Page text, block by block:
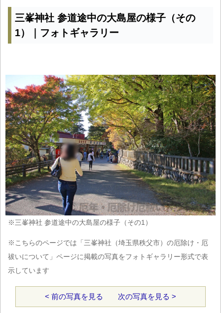
三峯神社 参道途中の大島屋の様子（その
1）｜フォトギャラリー
※三峯神社 参道途中の大島屋の様子（その1）
※こちらのページでは「三峯神社（埼玉県秩父市）の厄除け・厄
祓いについて」ページに掲載の写真をフォトギャラリー形式で表
示しています
< 前の写真を見る 次の写真を見る >